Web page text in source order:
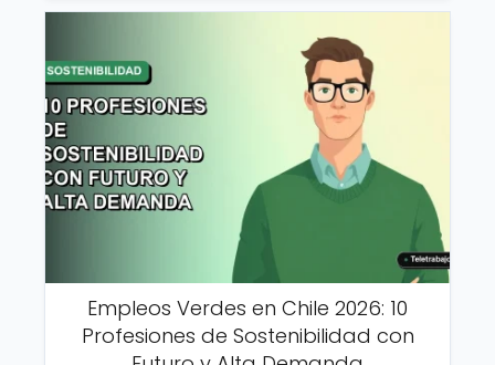
Empleos Verdes en Chile 2026: 10
Profesiones de Sostenibilidad con